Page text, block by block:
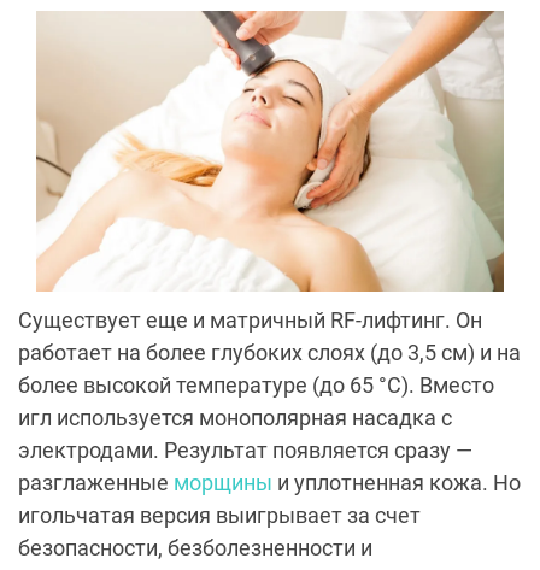
Существует еще и матричный RF-лифтинг. Он
работает на более глубоких слоях (до 3,5 см) и на
более высокой температуре (до 65 °С). Вместо
игл используется монополярная насадка с
электродами. Результат появляется сразу —
разглаженные морщины и уплотненная кожа. Но
игольчатая версия выигрывает за счет
безопасности, безболезненности и